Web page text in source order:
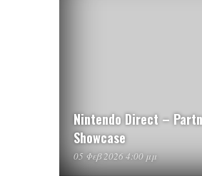
Nintendo Direct –
Showcase
05 Φεβ 2026 4:00 μμ